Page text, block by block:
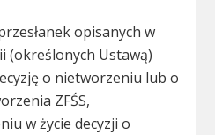
opisanych w
(określonych Ustawą)
o nietworzeniu lub o
ZFŚS,
w życie decyzji o